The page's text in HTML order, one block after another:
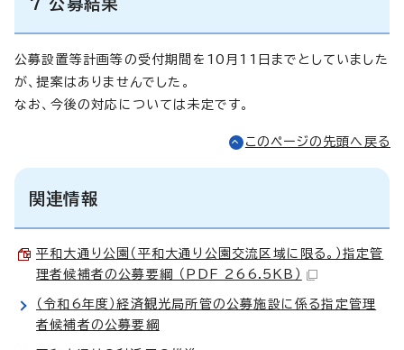
7 公募結果
公募設置等計画等の受付期間を10月11日までとしていました
が、提案はありませんでした。
なお、今後の対応については未定です。
このページの先頭へ戻る
関連情報
平和大通り公園（平和大通り公園交流区域に限る。）指定管
理者候補者の公募要綱 （PDF 266.5KB）
（令和6年度）経済観光局所管の公募施設に係る指定管理
者候補者の公募要綱